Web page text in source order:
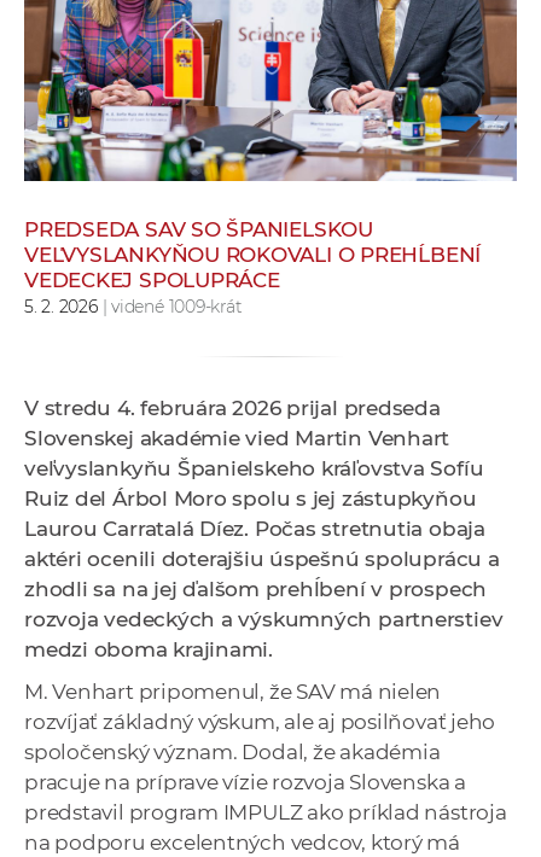
e
v
p
r
a
c
n
a
p
r
a
c
o
k
PREDSEDA SAV SO ŠPANIELSKOU
VEĽVYSLANKYŇOU ROKOVALI O PREHĹBENÍ
VEDECKEJ SPOLUPRÁCE
5. 2. 2026| videné 1009-krát
V stredu 4. februára 2026 prijal predseda
Slovenskej akadémie vied Martin Venhart
veľvyslankyňu Španielskeho kráľovstva Sofíu
Ruiz del Árbol Moro spolu s jej zástupkyňou
Laurou Carratalá Díez. Počas stretnutia obaja
aktéri ocenili doterajšiu úspešnú spoluprácu a
zhodli sa na jej ďalšom prehĺbení v prospech
rozvoja vedeckých a výskumných partnerstiev
medzi oboma krajinami.
M. Venhart pripomenul, že SAV má nielen
rozvíjať základný výskum, ale aj posilňovať jeho
spoločenský význam. Dodal, že akadémia
pracuje na príprave vízie rozvoja Slovenska a
predstavil program IMPULZ ako príklad nástroja
na podporu excelentných vedcov, ktorý má